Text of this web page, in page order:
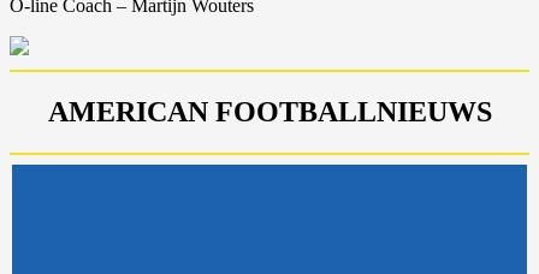
O-line Coach – Martijn Wouters
AMERICAN FOOTBALLNIEUWS